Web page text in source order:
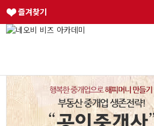
즐겨찾기